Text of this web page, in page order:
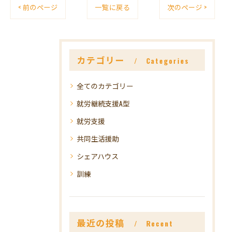
< 前のページ 一覧に戻る 次のページ >
カテゴリー Categories
全てのカテゴリー
就労継続支援A型
就労支援
共同生活援助
シェアハウス
訓練
最近の投稿
Recent